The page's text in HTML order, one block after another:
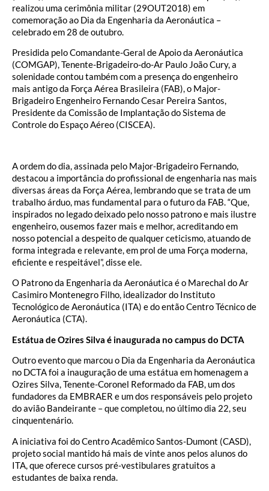
realizou uma cerimônia militar (29OUT2018) em
comemoração ao Dia da Engenharia da Aeronáutica –
celebrado em 28 de outubro.
Presidida pelo Comandante-Geral de Apoio da Aeronáutica
(COMGAP), Tenente-Brigadeiro-do-Ar Paulo João Cury, a
solenidade contou também com a presença do engenheiro
mais antigo da Força Aérea Brasileira (FAB), o Major-
Brigadeiro Engenheiro Fernando Cesar Pereira Santos,
Presidente da Comissão de Implantação do Sistema de
Controle do Espaço Aéreo (CISCEA).
A ordem do dia, assinada pelo Major-Brigadeiro Fernando,
destacou a importância do profissional de engenharia nas mais
diversas áreas da Força Aérea, lembrando que se trata de um
trabalho árduo, mas fundamental para o futuro da FAB. “Que,
inspirados no legado deixado pelo nosso patrono e mais ilustre
engenheiro, ousemos fazer mais e melhor, acreditando em
nosso potencial a despeito de qualquer ceticismo, atuando de
forma integrada e relevante, em prol de uma Força moderna,
eficiente e respeitável”, disse ele.
O Patrono da Engenharia da Aeronáutica é o Marechal do Ar
Casimiro Montenegro Filho, idealizador do Instituto
Tecnológico de Aeronáutica (ITA) e do então Centro Técnico de
Aeronáutica (CTA).
Estátua de Ozires Silva é inaugurada no campus do DCTA
Outro evento que marcou o Dia da Engenharia da Aeronáutica
no DCTA foi a inauguração de uma estátua em homenagem a
Ozires Silva, Tenente-Coronel Reformado da FAB, um dos
fundadores da EMBRAER e um dos responsáveis pelo projeto
do avião Bandeirante – que completou, no último dia 22, seu
cinquentenário.
A iniciativa foi do Centro Acadêmico Santos-Dumont (CASD),
projeto social mantido há mais de vinte anos pelos alunos do
ITA, que oferece cursos pré-vestibulares gratuitos a
estudantes de baixa renda.